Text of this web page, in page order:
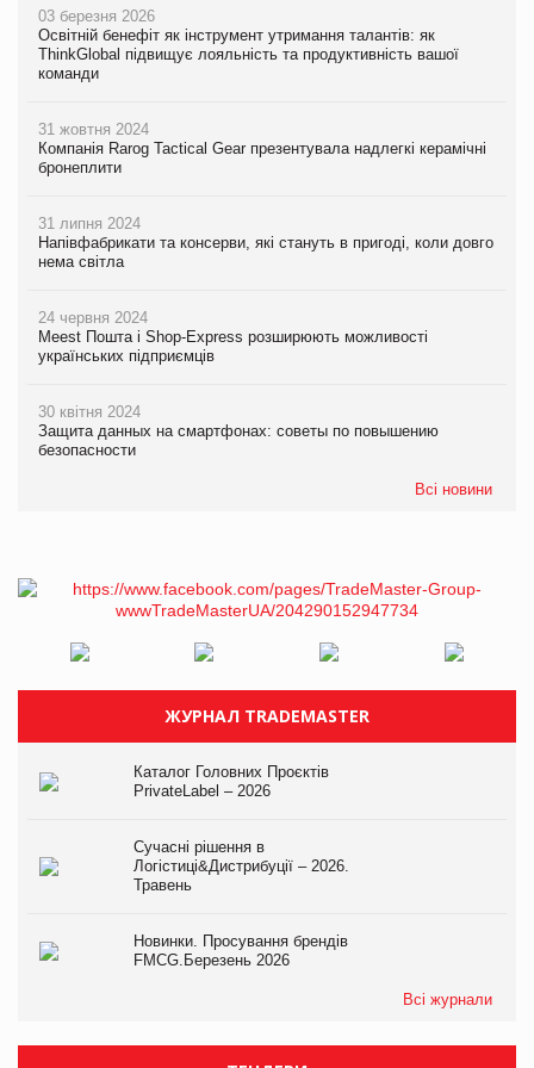
03 березня 2026
Освітній бенефіт як інструмент утримання талантів: як
ThinkGlobal підвищує лояльність та продуктивність вашої
команди
31 жовтня 2024
Компанія Rarog Tactical Gear презентувала надлегкі керамічні
бронеплити
31 липня 2024
Напівфабрикати та консерви, які стануть в пригоді, коли довго
нема світла
24 червня 2024
Meest Пошта і Shop-Express розширюють можливості
українських підприємців
30 квітня 2024
Защита данных на смартфонах: советы по повышению
безопасности
Всі новини
ЖУРНАЛ TRADEMASTER
Каталог Головних Проєктів
PrivateLabel – 2026
Сучасні рішення в
Логістиці&Дистрибуції – 2026.
Травень
Новинки. Просування брендів
FMCG.Березень 2026
Всі журнали